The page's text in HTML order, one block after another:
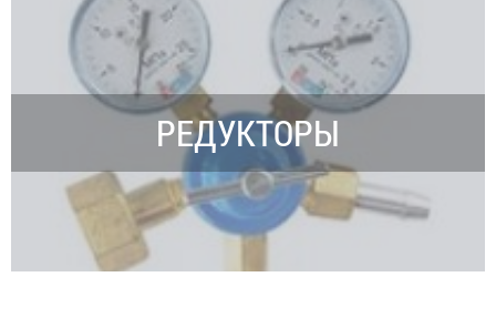
РЕДУКТОРЫ